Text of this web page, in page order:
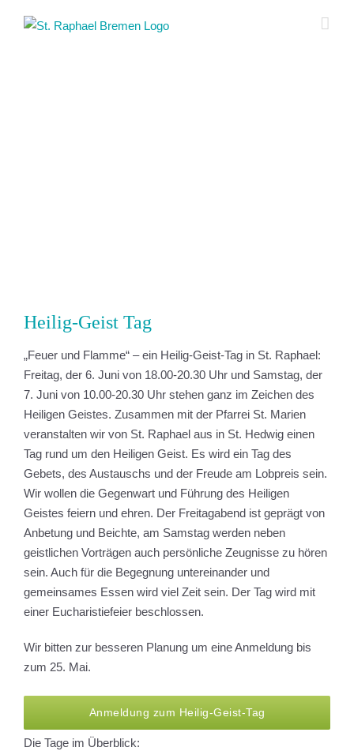
Inhalt
Heilig-Geist Tag
„Feuer und Flamme“ – ein Heilig-Geist-Tag in St. Raphael:
Freitag, der 6. Juni von 18.00-20.30 Uhr und Samstag, der
7. Juni von 10.00-20.30 Uhr stehen ganz im Zeichen des
Heiligen Geistes. Zusammen mit der Pfarrei St. Marien
veranstalten wir von St. Raphael aus in St. Hedwig einen
Tag rund um den Heiligen Geist. Es wird ein Tag des
Gebets, des Austauschs und der Freude am Lobpreis sein.
Wir wollen die Gegenwart und Führung des Heiligen
Geistes feiern und ehren. Der Freitagabend ist geprägt von
Anbetung und Beichte, am Samstag werden neben
geistlichen Vorträgen auch persönliche Zeugnisse zu hören
sein. Auch für die Begegnung untereinander und
gemeinsames Essen wird viel Zeit sein. Der Tag wird mit
einer Eucharistiefeier beschlossen.
Wir bitten zur besseren Planung um eine Anmeldung bis
zum 25. Mai.
Anmeldung zum Heilig-Geist-Tag
Die Tage im Überblick: